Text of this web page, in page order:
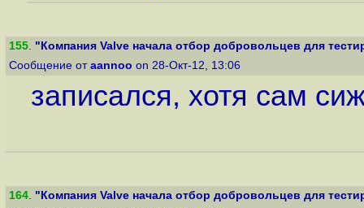
155. "Компания Valve начала отбор добровольцев для
Сообщение от aannoo on 28-Окт-12, 13:06
записался, хотя сам
164. "Компания Valve начала отбор добровольцев для